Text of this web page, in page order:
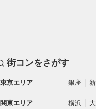
街コンをさがす
東京エリア 銀座
関東エリア 横浜